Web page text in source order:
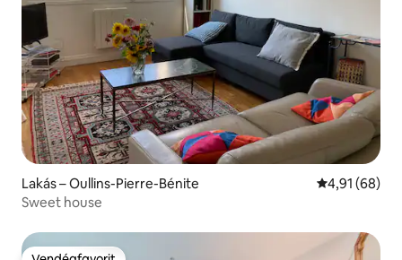
Lakás – Oullins-Pierre-Bénite Átlagos
4,91 (68)
Sweet house